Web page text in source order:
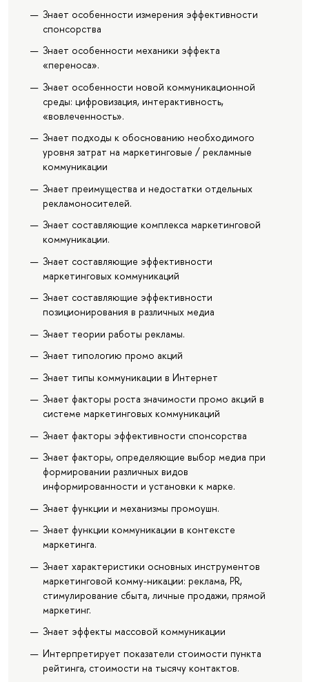
Знает особенности измерения эффективности
спонсорства
Знает особенности механики эффекта
«переноса».
Знает особенности новой коммуникационной
среды: цифровизация, интерактивность,
«вовлеченность».
Знает подходы к обоснованию необходимого
уровня затрат на маркетинговые / рекламные
коммуникации
Знает преимущества и недостатки отдельных
рекламоносителей.
Знает составляющие комплекса маркетинговой
коммуникации.
Знает составляющие эффективности
маркетинговых коммуникаций
Знает составляющие эффективности
позиционирования в различных медиа
Знает теории работы рекламы.
Знает типологию промо акций
Знает типы коммуникации в Интернет
Знает факторы роста значимости промо акций в
системе маркетинговых коммуникаций
Знает факторы эффективности спонсорства
Знает факторы, определяющие выбор медиа при
формировании различных видов
информированности и установки к марке.
Знает функции и механизмы промоушн.
Знает функции коммуникации в контексте
маркетинга.
Знает характеристики основных инструментов
маркетинговой комму-никации: реклама, PR,
стимулирование сбыта, личные продажи, прямой
маркетинг.
Знает эффекты массовой коммуникации
Интерпретирует показатели стоимости пункта
рейтинга, стоимости на тысячу контактов.